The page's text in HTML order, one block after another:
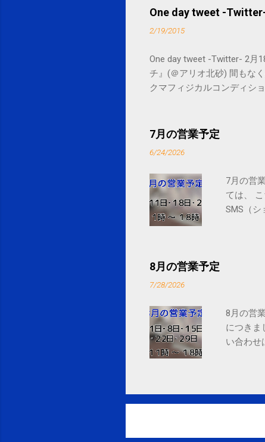
One day tweet -
2/19/2015
One day tweet -Twitter- 2月
チ』(＠アリオ北砂) 間もな
クマフィジカルコンディシ
7月の営業予定
6/24/2026
7月の営
ては、
SMS（シ
8月の営業予定
7/28/2026
8月の営
につきま
い合わせ